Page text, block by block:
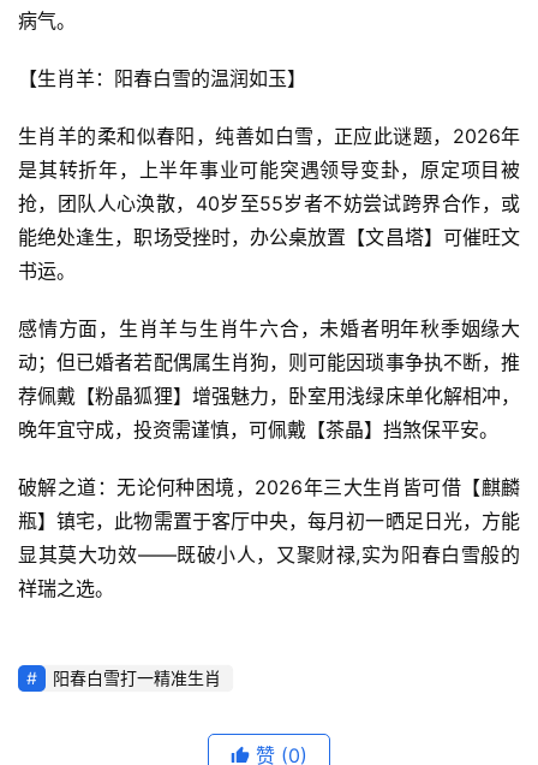
病气。
【生肖羊：阳春白雪的温润如玉】
生肖羊的柔和似春阳，纯善如白雪，正应此谜题，2026年
是其转折年，上半年事业可能突遇领导变卦，原定项目被
抢，团队人心涣散，40岁至55岁者不妨尝试跨界合作，或
能绝处逢生，职场受挫时，办公桌放置【文昌塔】可催旺文
书运。
感情方面，生肖羊与生肖牛六合，未婚者明年秋季姻缘大
动；但已婚者若配偶属生肖狗，则可能因琐事争执不断，推
荐佩戴【粉晶狐狸】增强魅力，卧室用浅绿床单化解相冲，
晚年宜守成，投资需谨慎，可佩戴【茶晶】挡煞保平安。
破解之道：无论何种困境，2026年三大生肖皆可借【麒麟
瓶】镇宅，此物需置于客厅中央，每月初一晒足日光，方能
显其莫大功效——既破小人，又聚财禄,实为阳春白雪般的
祥瑞之选。
阳春白雪打一精准生肖
赞 (0)